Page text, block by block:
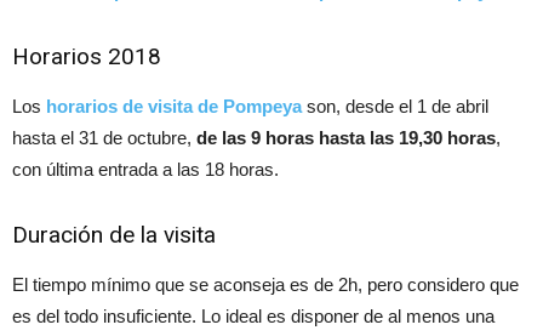
Horarios 2018
Los horarios de visita de Pompeyason, desde el 1 de abril
hasta el 31 de octubre, de las 9 horas hasta las 19,30 horas,
con última entrada a las 18 horas.
Duración de la visita
El tiempo mínimo que se aconseja es de 2h, pero considero que
es del todo insuficiente. Lo ideal es disponer de al menos una